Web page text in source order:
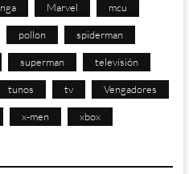
Marvel mcu
pollon spiderman
superman televisión
tunos tv Vengadores
x-men xbox